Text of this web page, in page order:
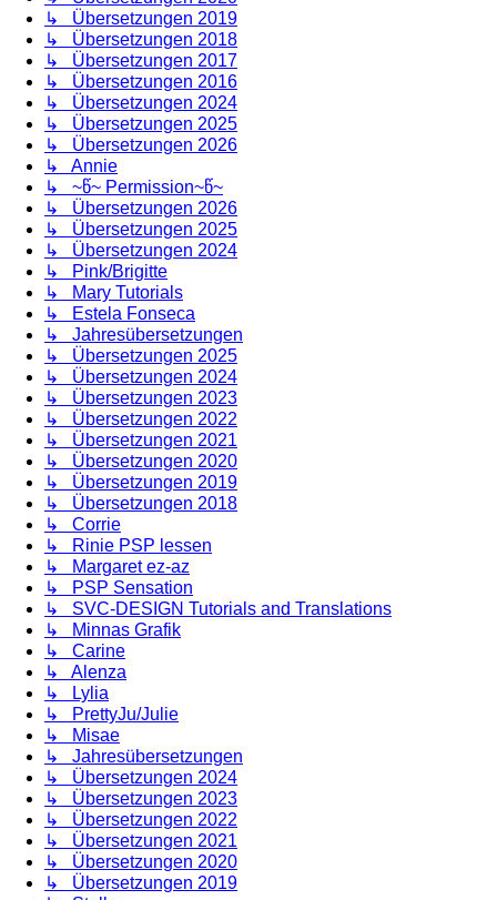
↳ Übersetzungen 2019
↳ Übersetzungen 2018
↳ Übersetzungen 2017
↳ Übersetzungen 2016
↳ Übersetzungen 2024
↳ Übersetzungen 2025
↳ Übersetzungen 2026
↳ Annie
↳ ~წ~ Permission~წ~
↳ Übersetzungen 2026
↳ Übersetzungen 2025
↳ Übersetzungen 2024
↳ Pink/Brigitte
↳ Mary Tutorials
↳ Estela Fonseca
↳ Jahresübersetzungen
↳ Übersetzungen 2025
↳ Übersetzungen 2024
↳ Übersetzungen 2023
↳ Übersetzungen 2022
↳ Übersetzungen 2021
↳ Übersetzungen 2020
↳ Übersetzungen 2019
↳ Übersetzungen 2018
↳ Corrie
↳ Rinie PSP lessen
↳ Margaret ez-az
↳ PSP Sensation
↳ SVC-DESIGN Tutorials and Translations
↳ Minnas Grafik
↳ Carine
↳ Alenza
↳ Lylia
↳ PrettyJu/Julie
↳ Misae
↳ Jahresübersetzungen
↳ Übersetzungen 2024
↳ Übersetzungen 2023
↳ Übersetzungen 2022
↳ Übersetzungen 2021
↳ Übersetzungen 2020
↳ Übersetzungen 2019